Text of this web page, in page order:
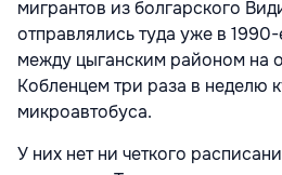
мигрантов из болгарского
отправлялись туда уже в
между цыганским районом на
Кобленцем три раза в неделю
микроавтобуса.
У них нет ни четкого